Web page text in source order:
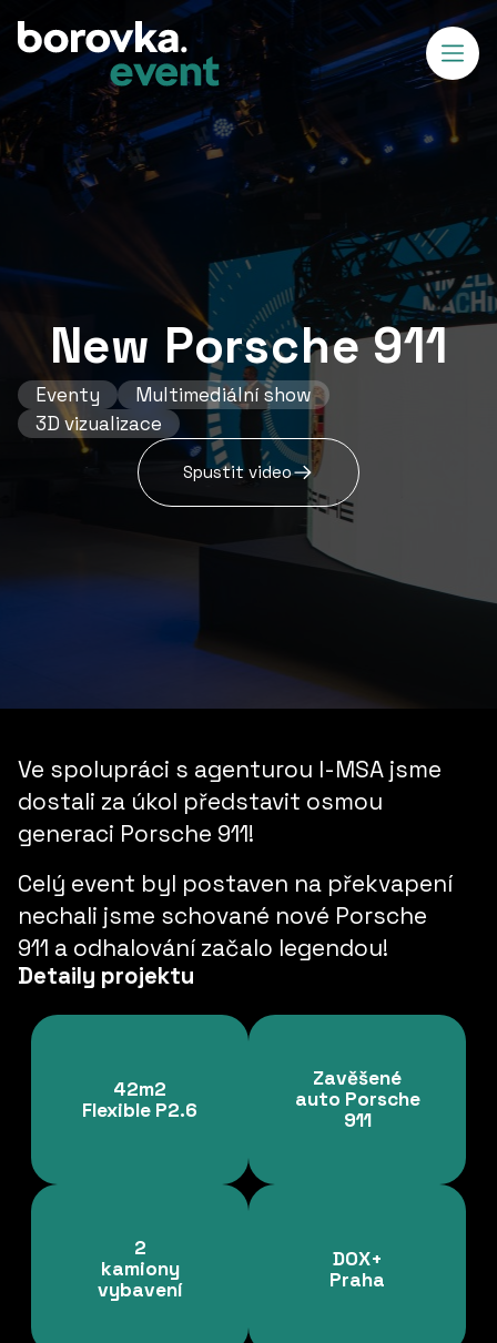
New Porsche 911
Eventy
Multimediální show
3D vizualizace
Spustit video
Ve spolupráci s agenturou I-MSA jsme
dostali za úkol představit osmou
generaci Porsche 911!
Celý event byl postaven na překvapení
nechali jsme schované nové Porsche
911 a odhalování začalo legendou!
Detaily projektu
42m2
Flexible P2.6
Zavěšené
auto Porsche
911
2
kamiony
vybavení
DOX+
Praha